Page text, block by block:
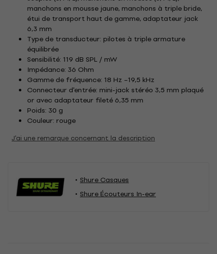
manchons en mousse jaune, manchons à triple bride,
étui de transport haut de gamme, adaptateur jack
6,3 mm
Type de transducteur: pilotes à triple armature
équilibrée
Sensibilité: 119 dB SPL / mW
Impédance: 36 Ohm
Gamme de fréquence: 18 Hz –19,5 kHz
Connecteur d'entrée: mini-jack stéréo 3,5 mm plaqué
or avec adaptateur fileté 6,35 mm
Poids: 30 g
Couleur: rouge
J'ai une remarque concernant la description
Shure Casques
Shure Écouteurs In-ear